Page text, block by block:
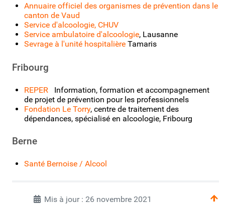
Annuaire officiel des organismes de prévention dans le
canton de Vaud
Service d'alcoologie, CHUV
Service ambulatoire d'alcoologie, Lausanne
Sevrage à l'unité hospitalière Tamaris
Fribourg
REPER Information, formation et accompagnement
de projet de prévention pour les professionnels
Fondation Le Torry, centre de traitement des
dépendances, spécialisé en alcoologie, Fribourg
Berne
Santé Bernoise / Alcool
Mis à jour : 26 novembre 2021